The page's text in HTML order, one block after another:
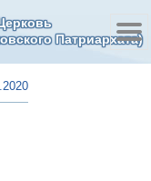
Патриархата)